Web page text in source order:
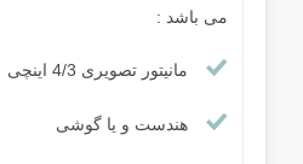
می باشد :
مانیتور تصویری 4/3 اینچی
هندست و یا گوشی